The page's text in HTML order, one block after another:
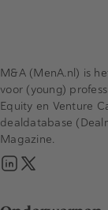
M&A (MenA.nl) is
voor (young)
Equity en Venture
dealdatabase
Magazine.